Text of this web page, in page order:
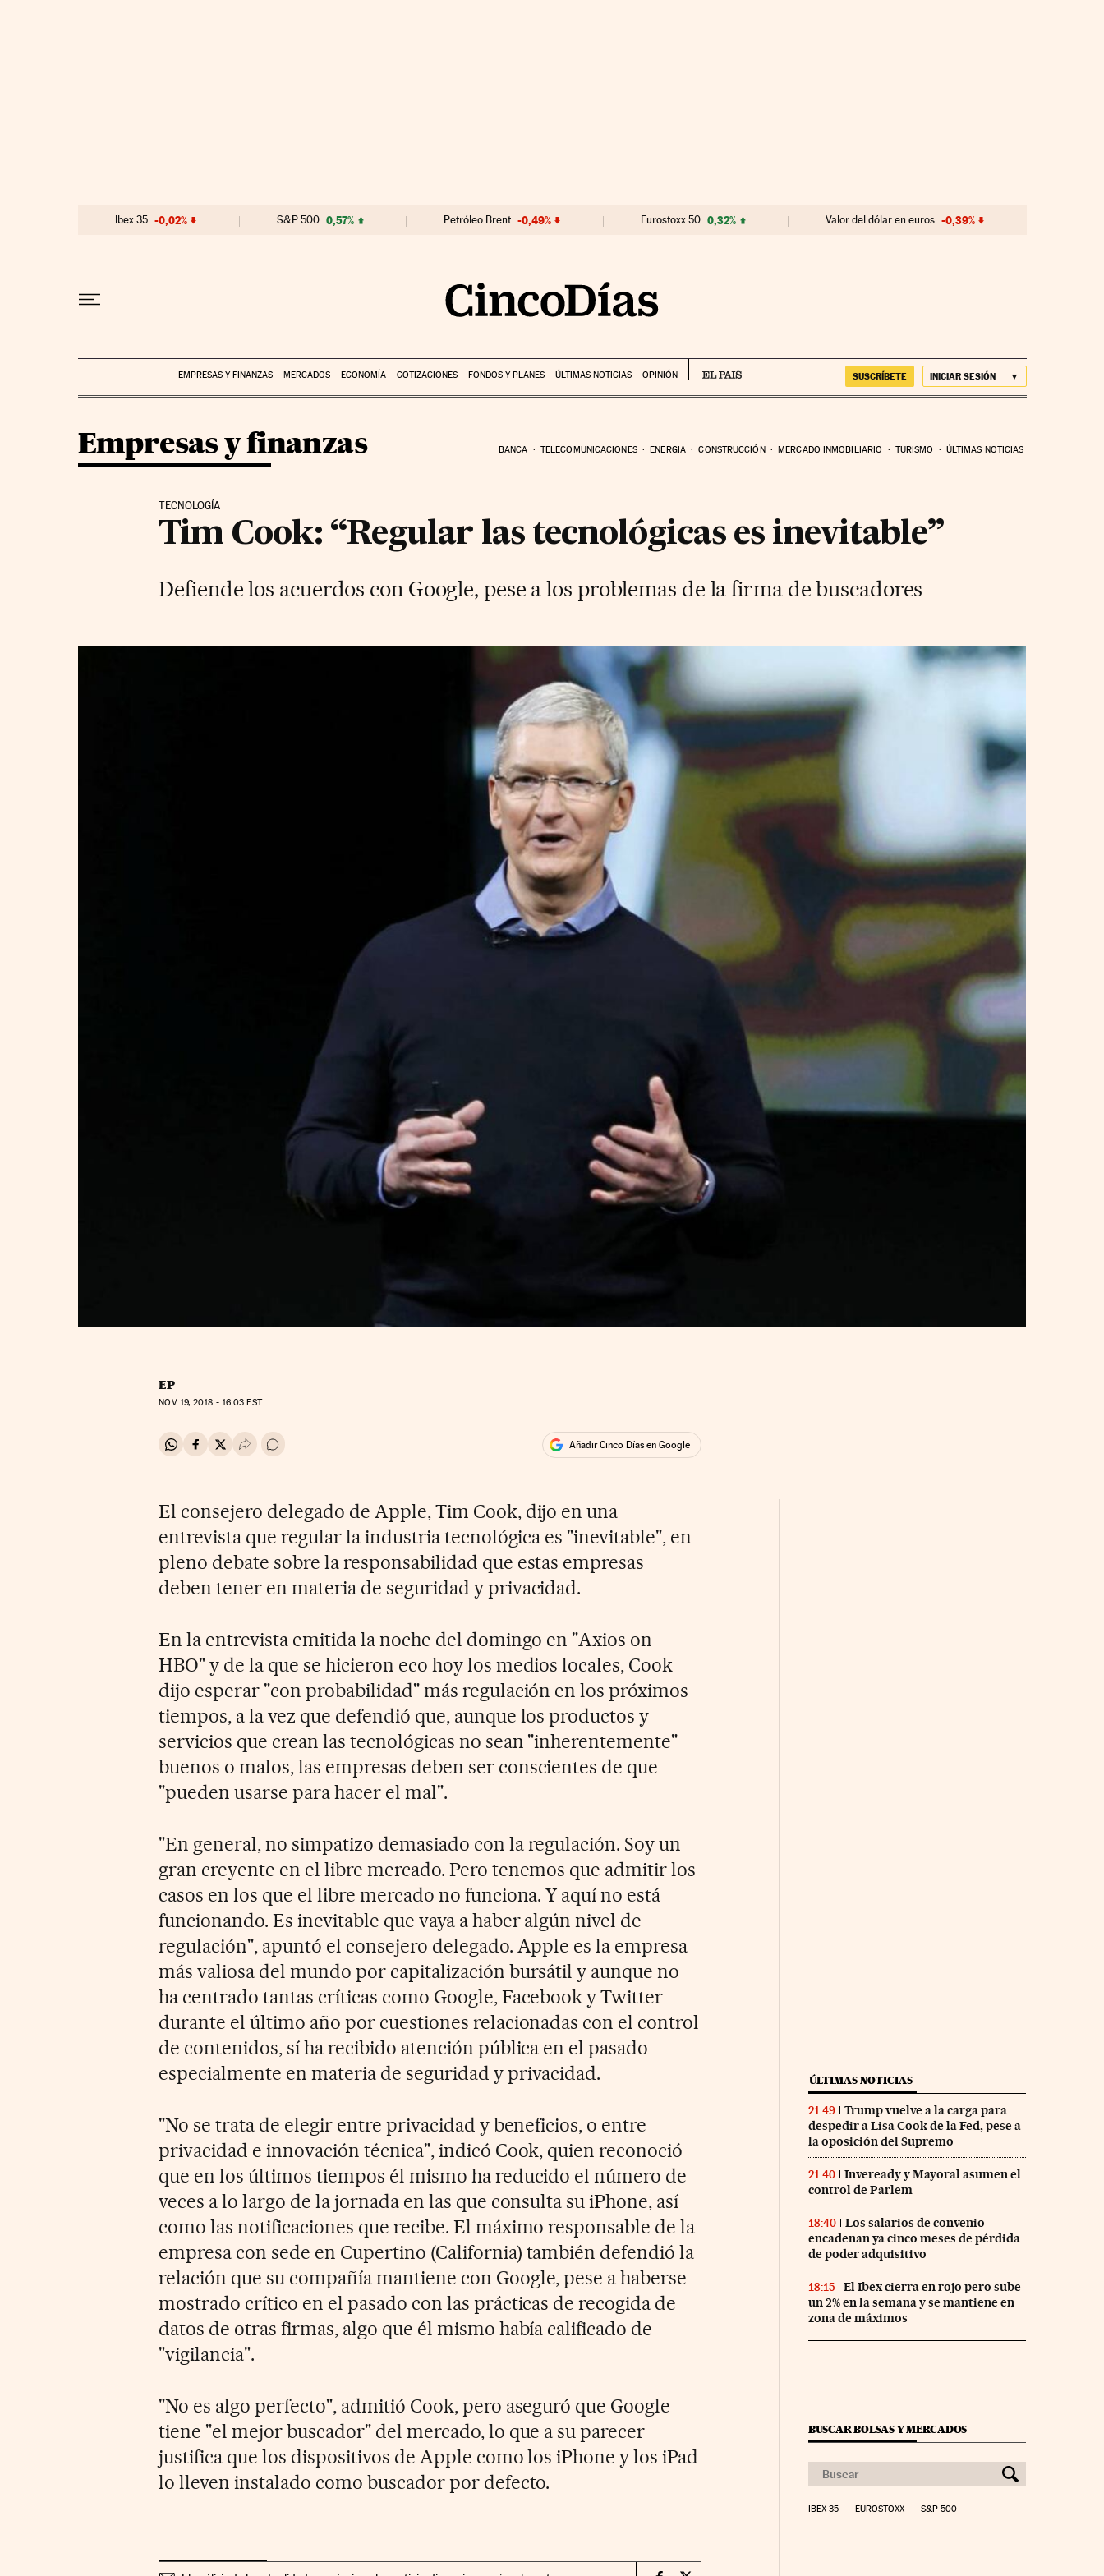
Ibex 35 -0,02% S&P 500 0,57% Petróleo Brent -0,49% Eurostoxx 50 0,32% Valor del dólar en euros -0,39%
EMPRESAS Y FINANZAS MERCADOS ECONOMÍA COTIZACIONES FONDOS Y PLANES ÚLTIMAS NOTICIAS OPINIÓN SUSCRÍBETE INICIAR SESIÓN
Empresas y finanzas BANCA TELECOMUNICACIONES ENERGIA CONSTRUCCIÓN MERCADO INMOBILIARIO TURISMO ÚLTIMAS NOTICIAS
TECNOLOGÍA
Tim Cook: “Regular las tecnológicas es inevitable”
Defiende los acuerdos con Google, pese a los problemas de la firma de buscadores
EP
NOV19, 2018 - 16:03 EST
Compartir en Whatsapp
Compartir en Facebook
Compartir en Twitter
Desplegar Redes Sociales
Ir a los comentarios Añadir Cinco Días en Google
El consejero delegado de Apple, Tim Cook, dijo en una
entrevista que regular la industria tecnológica es "inevitable", en
pleno debate sobre la responsabilidad que estas empresas
deben tener en materia de seguridad y privacidad.
En la entrevista emitida la noche del domingo en "Axios on
HBO" y de la que se hicieron eco hoy los medios locales, Cook
dijo esperar "con probabilidad" más regulación en los próximos
tiempos, a la vez que defendió que, aunque los productos y
servicios que crean las tecnológicas no sean "inherentemente"
buenos o malos, las empresas deben ser conscientes de que
"pueden usarse para hacer el mal".
"En general, no simpatizo demasiado con la regulación. Soy un
gran creyente en el libre mercado. Pero tenemos que admitir los
casos en los que el libre mercado no funciona. Y aquí no está
funcionando. Es inevitable que vaya a haber algún nivel de
regulación", apuntó el consejero delegado. Apple es la empresa
más valiosa del mundo por capitalización bursátil y aunque no
ha centrado tantas críticas como Google, Facebook y Twitter
durante el último año por cuestiones relacionadas con el control
de contenidos, sí ha recibido atención pública en el pasado
especialmente en materia de seguridad y privacidad.
"No se trata de elegir entre privacidad y beneficios, o entre
privacidad e innovación técnica", indicó Cook, quien reconoció
que en los últimos tiempos él mismo ha reducido el número de
veces a lo largo de la jornada en las que consulta su iPhone, así
como las notificaciones que recibe. El máximo responsable de la
empresa con sede en Cupertino (California) también defendió la
relación que su compañía mantiene con Google, pese a haberse
mostrado crítico en el pasado con las prácticas de recogida de
datos de otras firmas, algo que él mismo había calificado de
"vigilancia".
"No es algo perfecto", admitió Cook, pero aseguró que Google
tiene "el mejor buscador" del mercado, lo que a su parecer
justifica que los dispositivos de Apple como los iPhone y los iPad
lo lleven instalado como buscador por defecto.
ÚLTIMAS NOTICIAS
21:49
Trump vuelve a la carga para
despedir a Lisa Cook de la Fed, pese a
la oposición del Supremo
21:40
Inveready y Mayoral asumen el
control de Parlem
18:40
Los salarios de convenio
encadenan ya cinco meses de pérdida
de poder adquisitivo
18:15
El Ibex cierra en rojo pero sube
un 2% en la semana y se mantiene en
zona de máximos
BUSCAR BOLSAS Y MERCADOS
IBEX 35 EUROSTOXX S&P 500